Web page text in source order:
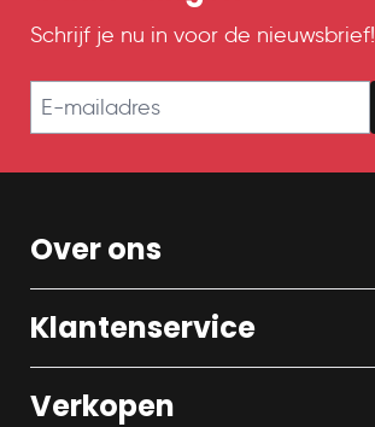
Schrijf je nu in voor de nieuwsbrief!
Over ons
Klantenservice
Verkopen